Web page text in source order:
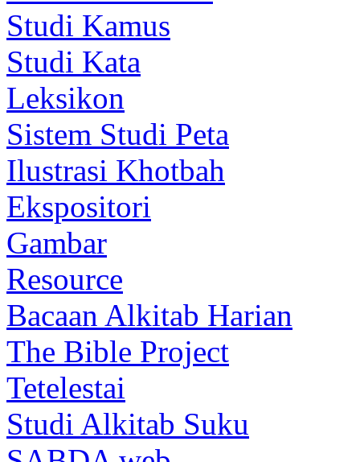
Studi Kamus
Studi Kata
Leksikon
Sistem Studi Peta
Ilustrasi Khotbah
Ekspositori
Gambar
Resource
Bacaan Alkitab Harian
The Bible Project
Tetelestai
Studi Alkitab Suku